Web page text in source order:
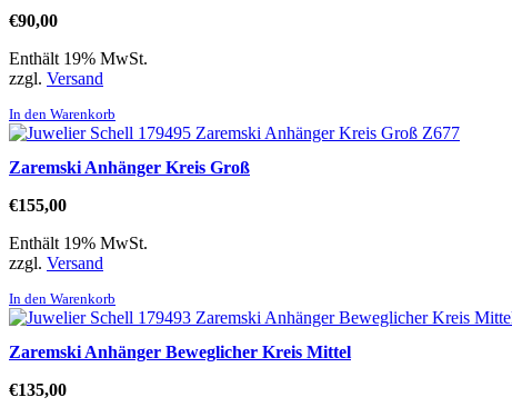
€90,00
Enthält 19% MwSt.
zzgl. Versand
In den Warenkorb
Zaremski Anhänger Kreis Groß
€155,00
Enthält 19% MwSt.
zzgl. Versand
In den Warenkorb
Zaremski Anhänger Beweglicher Kreis Mittel
€135,00